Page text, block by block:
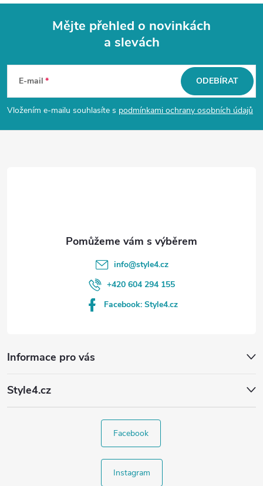
p
a
Mějte přehled o novinkách
a slevách
E-mail
Vložením e-mailu souhlasíte s podmínkami ochrany osobních údajů
ODEBÍRAT
Informace pro vás
Style4.cz
info@style4.cz
+420 604 294 155
Facebook: Style4.cz
Facebook
Instagram